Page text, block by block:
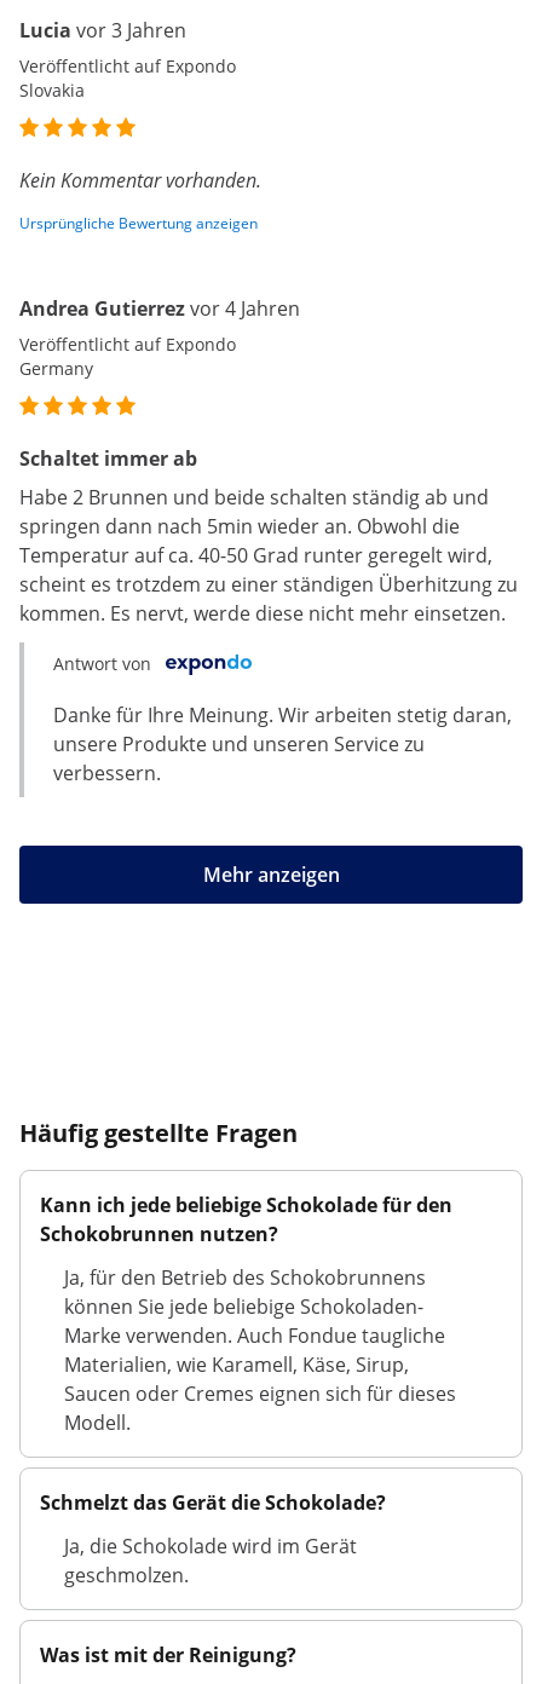
Lucia vor 3 Jahren
Veröffentlicht auf Expondo
Slovakia
Kein Kommentar vorhanden.
Ursprüngliche Bewertung anzeigen
Andrea Gutierrezvor 4 Jahren
Veröffentlicht auf Expondo
Germany
Schaltet immer ab
Habe 2 Brunnen und beide schalten ständig ab und
springen dann nach 5min wieder an. Obwohl die
Temperatur auf ca. 40-50 Grad runter geregelt wird,
scheint es trotzdem zu einer ständigen Überhitzung zu
kommen. Es nervt, werde diese nicht mehr einsetzen.
Antwort von
Danke für Ihre Meinung. Wir arbeiten stetig daran,
unsere Produkte und unseren Service zu
verbessern.
Mehr anzeigen
Häufig gestellte Fragen
Kann ich jede beliebige Schokolade für den
Schokobrunnen nutzen?
Ja, für den Betrieb des Schokobrunnens
können Sie jede beliebige Schokoladen-
Marke verwenden. Auch Fondue taugliche
Materialien, wie Karamell, Käse, Sirup,
Saucen oder Cremes eignen sich für dieses
Modell.
Schmelzt das Gerät die Schokolade?
Ja, die Schokolade wird im Gerät
geschmolzen.
Was ist mit der Reinigung?